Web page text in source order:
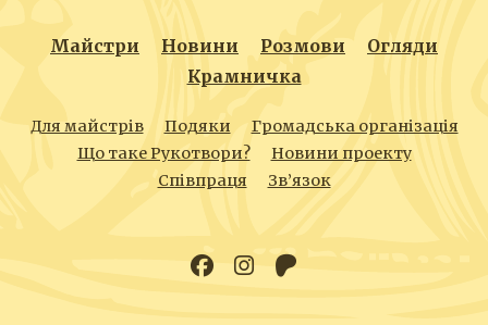
Майстри Новини Розмови
Огляди
Крамничка
Для майстрів Подяки
Громадська організація
Що таке Рукотвори?
Новини проекту
Співпраця
Зв’язок